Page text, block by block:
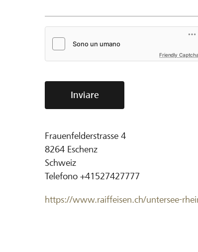
Friendly Captcha
Inviare
Frauenfelderstrasse 4
8264 Eschenz
Schweiz
Telefono +41527427777
https://www.raiffeisen.ch/untersee-